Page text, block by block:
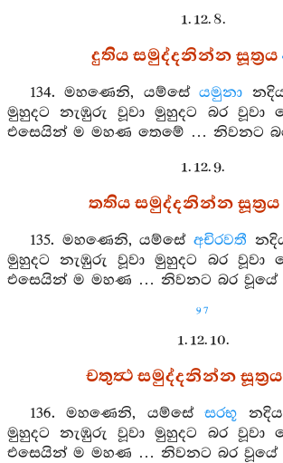
1. 12. 8.
දුතිය සමුද්දනින්න සූත්‍රය
134. මහණෙනි, යම්සේයමුනා
මුහුදට නැඹුරු වූවා මුහුදට බර වූවා
එසෙයින් ම මහණ තෙමේ … නිවනට
1. 12. 9.
තතිය සමුද්දනින්න සූත්‍රය
135. මහණෙනි, යම්සේඅචිරවතී
මුහුදට නැඹුරු වූවා මුහුදට බර වූවා
එසෙයින් ම මහණ … නිවනට බර වූයේ
97
1. 12. 10.
චතුත්‍ථ සමුද්දනින්න සූත්‍රය
136. මහණෙනි, යම්සේසරභූ
මුහුදට නැඹුරු වූවා මුහුදට බර වූවා
එසෙයින් ම මහණ … නිවනට බර වූයේ